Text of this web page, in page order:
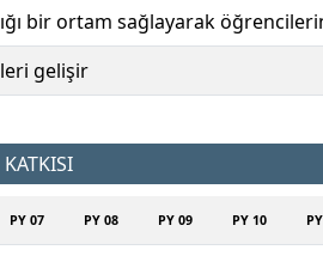
bir ortam sağlayarak
gelişir
PY 07 PY 08 PY 09 PY 10